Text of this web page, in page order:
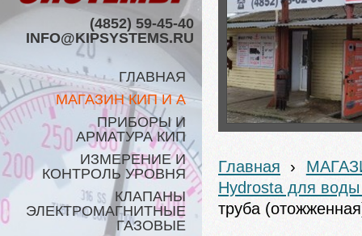
(4852) 59-45-40
INFO@KIPSYSTEMS.RU
ГЛАВНАЯ
МАГАЗИН КИП И А
ПРИБОРЫ И
АРМАТУРА КИП
ИЗМЕРЕНИЕ И
КОНТРОЛЬ УРОВНЯ
КЛАПАНЫ
ЭЛЕКТРОМАГНИТНЫЕ
ГАЗОВЫЕ
Главная ›
Hydrosta для воды
труба